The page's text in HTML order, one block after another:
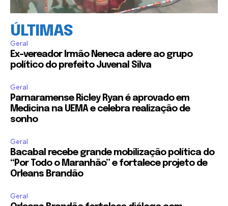
ÚLTIMAS
Geral
Ex-vereador Irmão Neneca adere ao grupo
político do prefeito Juvenal Silva
Geral
Parnaramense Ricley Ryan é aprovado em
Medicina na UEMA e celebra realização de
sonho
Geral
Bacabal recebe grande mobilização política do
“Por Todo o Maranhão” e fortalece projeto de
Orleans Brandão
Geral